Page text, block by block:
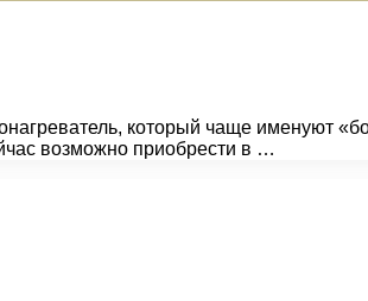
который чаще именуют
возможно приобрести в …